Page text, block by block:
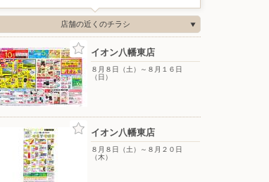
店舗の近くのチラシ
イオン八幡東店
８月８日（土）～８月１６日
（日）
イオン八幡東店
８月８日（土）～８月２０日
（木）